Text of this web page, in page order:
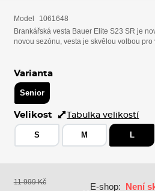
Model
1061648
Brankářská vesta Bauer Elite S23 SR je
novou sezónu, vesta je skvělou volbou
Varianta
Senior
Velikost Tabulka velikostí
S M L
11 999 Kč E-shop: Není